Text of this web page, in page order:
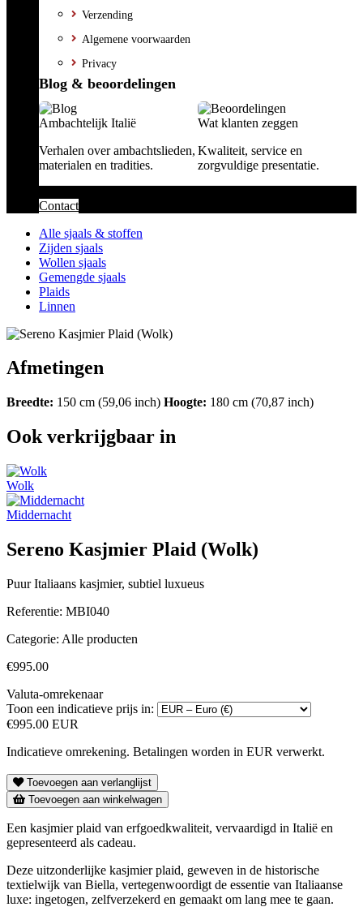
Verzending
Algemene voorwaarden
Privacy
Blog & beoordelingen
Ambachtelijk Italië
Verhalen over ambachtslieden,
materialen en tradities.
Wat klanten zeggen
Kwaliteit, service en
zorgvuldige presentatie.
Contact
Alle sjaals & stoffen
Zijden sjaals
Wollen sjaals
Gemengde sjaals
Plaids
Linnen
Afmetingen
Breedte: 150 cm (59,06 inch) Hoogte: 180 cm (70,87 inch)
Ook verkrijgbaar in
Wolk
Middernacht
Sereno Kasjmier Plaid (Wolk)
Puur Italiaans kasjmier, subtiel luxueus
Referentie: MBI040
Categorie: Alle producten
€995.00
Valuta-omrekenaar
Toon een indicatieve prijs in:
€995.00 EUR
Indicatieve omrekening. Betalingen worden in EUR verwerkt.
Toevoegen aan verlanglijst
Toevoegen aan winkelwagen
Een kasjmier plaid van erfgoedkwaliteit, vervaardigd in Italië en
gepresenteerd als cadeau.
Deze uitzonderlijke kasjmier plaid, geweven in de historische
textielwijk van Biella, vertegenwoordigt de essentie van Italiaanse
luxe: ingetogen, zelfverzekerd en gemaakt om lang mee te gaan.